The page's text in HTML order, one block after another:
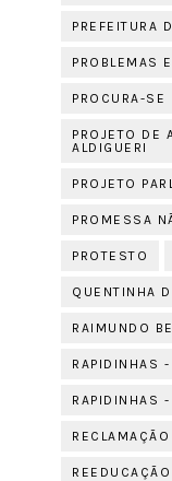
PREFEITURA
PROBLEMAS
PROCURA-SE
PROJETO DE
ALDIGUERI
PROJETO
PROMESSA
PROTESTO
QUENTINHA
RAIMUNDO
RAPIDINHAS
RAPIDINHAS
RECLAMAÇÃO